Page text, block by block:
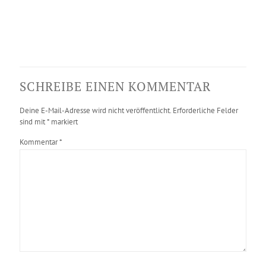
SCHREIBE EINEN KOMMENTAR
Deine E-Mail-Adresse wird nicht veröffentlicht. Erforderliche Felder
sind mit* markiert
Kommentar*